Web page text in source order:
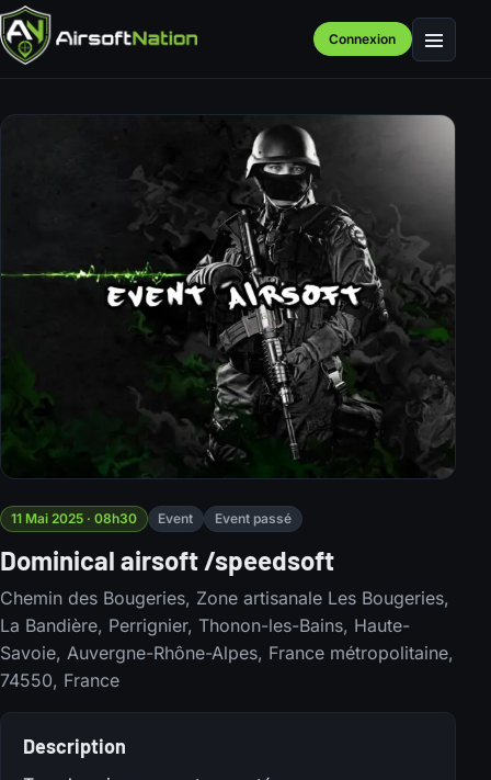
Connexion Menu
11 Mai 2025 · 08h30 Event Event passé
Dominical airsoft /speedsoft
Chemin des Bougeries, Zone artisanale Les Bougeries,
La Bandière, Perrignier, Thonon-les-Bains, Haute-
Savoie, Auvergne-Rhône-Alpes, France métropolitaine,
74550, France
Description